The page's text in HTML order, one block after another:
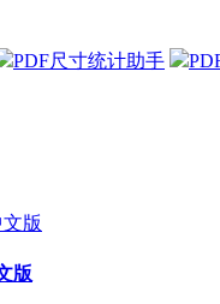
PDF尺寸统计助手
版